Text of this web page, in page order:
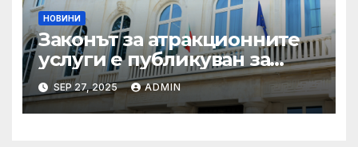
НОВИНИ
Законът за атракционните
услуги е публикуван за
обществено обсъждане
SEP 27, 2025 ADMIN